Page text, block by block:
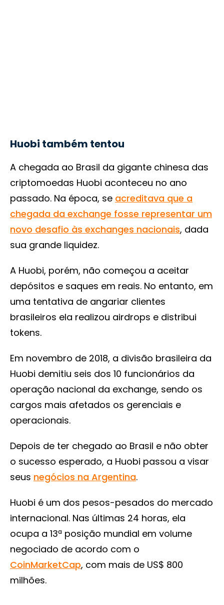
Huobi também tentou
A chegada ao Brasil da gigante chinesa das
criptomoedas Huobi aconteceu no ano
passado. Na época, se acreditava que a
chegada da exchange fosse representar um
novo desafio às exchanges nacionais, dada
sua grande liquidez.
A Huobi, porém, não começou a aceitar
depósitos e saques em reais. No entanto, em
uma tentativa de angariar clientes
brasileiros ela realizou airdrops e distribui
tokens.
Em novembro de 2018, a divisão brasileira da
Huobi demitiu seis dos 10 funcionários da
operação nacional da exchange, sendo os
cargos mais afetados os gerenciais e
operacionais.
Depois de ter chegado ao Brasil e não obter
o sucesso esperado, a Huobi passou a visar
seus negócios na Argentina.
Huobi é um dos pesos-pesados do mercado
internacional. Nas últimas 24 horas, ela
ocupa a 13ª posição mundial em volume
negociado de acordo com o
CoinMarketCap, com mais de US$ 800
milhões.